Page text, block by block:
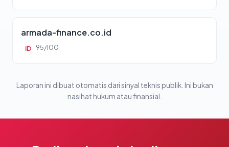
armada-finance.co.id
ID 95/100
Laporan ini dibuat otomatis dari sinyal teknis publik. Ini bukan
nasihat hukum atau finansial.